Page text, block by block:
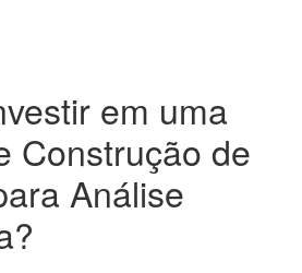
em uma
Construção de
Análise